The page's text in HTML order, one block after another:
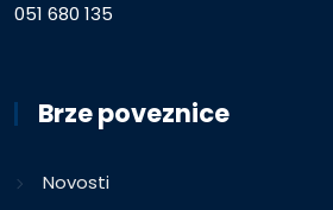
051 680 135
Brze poveznice
Novosti